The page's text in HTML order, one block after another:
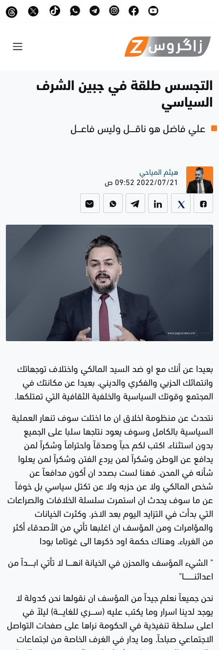
التجسس طلقة في جبين الشرف
السياسي
علي فاضل هو ناقـــــل وليس فاعــــل
هيثم المياحي
2022/07/21 09:52 ص
بعيدا عن أنك مع او ضد السيد المالكي واختلاف توجهاتك
وانتمائك الحزبي والفكري والديني. بعيدا عن مكانتك في
المجتمع وقوتك السياسية والخلفية الثقافية التي تمتلكها.
نتحدث عن منظومة اخلاق ان ما اختلت سوف تنهار العملية
السياسية بالكامل وسوف يعود نتاجها سلبا على الجميع
بدون استثناء. اكتب لكم حباً وصدقاً واحتراماً وشكراً لمن
يدافع عن الوطن وشكراً لمن يردع الفتن وشكراً لمن يعلوا
شأنه في المحن. فهنا لست بصدد ان أكون مدافعاً عن
شخص المالكي ولا عن حزبه ولا عن تكتل سياسي بل خوفاً
عن ما سوف يحدث ان استمرت سلسلة الخلافات والصراعات
التي بدأت في التزايد اليوم بعد الاخر. وكثرت الخيانات
والمؤامرات ومن المؤسف ان اغلبها تأتي من الأصدقاء أكثر
من الغرباء. وهناك حكمة اود ذكرها الى غوتاما بودا
" الشيء المؤسف والمحزن في الخيانة انهـــــا لا تأتي ابــــــداً من
اعدائنــــــــــا"
نحن جميعاً نعلم جيداً من المؤسف ان نقولها نحن كدولة لا
يوجد لدينا اسرار وما يكتب عليه (ســــري للغايـــــة) ليلاً في
اعلى سلطة تنفيذية في الحكومة نراها على صفحات التواصل
الاجتماعي صباحاً. وما يدار في الغرف الخاصة من اجتماعات